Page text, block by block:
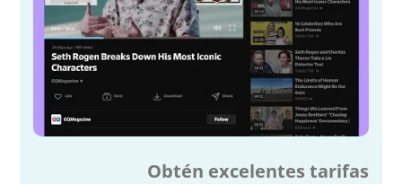
Obtén excelentes tarifas